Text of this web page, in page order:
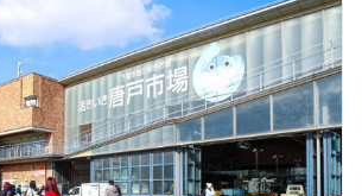
ำให้นั่งเรือเฟอร์รีข้ามช่องแคบคัมมง (ใช้เวลาเพียง
ยามากุจิ เพื่อมายังตลาดปลาคาราโตะ ตลาดแห่งนี้